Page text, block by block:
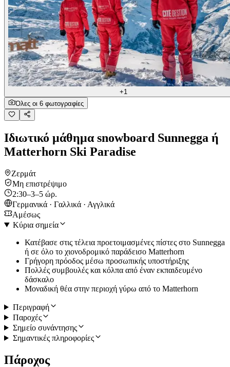
+1
Όλες οι 6 φωτογραφίες
Ιδιωτικό μάθημα snowboard Sunnegga ή
Matterhorn Ski Paradise
Ζερμάτ
Μη επιστρέψιμο
2:30–3–5 ώρ.
Γερμανικά · Γαλλικά · Αγγλικά
Αμέσως
Κύρια σημεία
Κατέβασε στις τέλεια προετοιμασμένες πίστες στο Sunnegga
ή σε όλο το χιονοδρομικό παράδεισο Matterhorn
Γρήγορη πρόοδος μέσω προσωπικής υποστήριξης
Πολλές συμβουλές και κόλπα από έναν εκπαιδευμένο
δάσκαλο
Μοναδική θέα στην περιοχή γύρω από το Matterhorn
Περιγραφή
Παροχές
Σημείο συνάντησης
Σημαντικές πληροφορίες
Πάροχος